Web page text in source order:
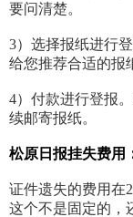
要问清楚。
3）选择报纸进行
给您推荐合适的报
4）付款进行登报
续邮寄报纸。
松原日报挂失费用
证件遗失的费用在
这个不是固定的，